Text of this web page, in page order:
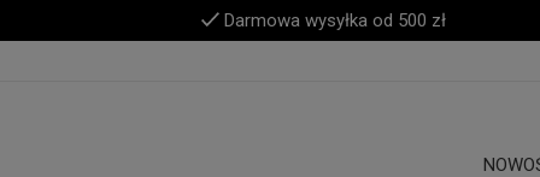
Darmowa wysyłka od 500 zł